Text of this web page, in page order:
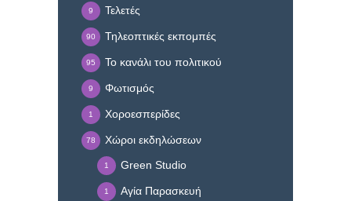
Τελετές
9
Τηλεοπτικές εκπομπές
90
Το κανάλι του πολιτικού
95
Φωτισμός
9
Χοροεσπερίδες
1
Χώροι εκδηλώσεων
78
Green Studio
1
Αγία Παρασκευή
1